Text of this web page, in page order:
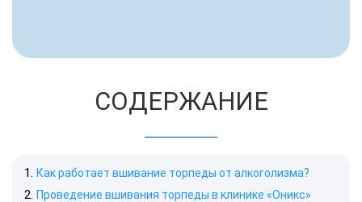
СОДЕРЖАНИЕ
Как работает вшивание торпеды от алкоголизма?
Проведение вшивания торпеды в клинике «Оникс»